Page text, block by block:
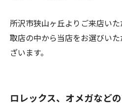
所沢市狭山ヶ丘よりご来店い
取店の中から当店をお選びい
ざいます。
ロレックス、オメガなど